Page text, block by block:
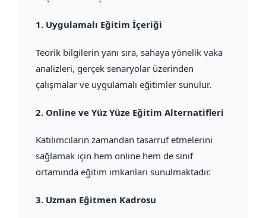
1. Uygulamalı Eğitim İçeriği
Teorik bilgilerin yanı sıra, sahaya yönelik vaka
analizleri, gerçek senaryolar üzerinden
çalışmalar ve uygulamalı eğitimler sunulur.
2. Online ve Yüz Yüze Eğitim Alternatifleri
Katılımcıların zamandan tasarruf etmelerini
sağlamak için hem online hem de sınıf
ortamında eğitim imkanları sunulmaktadır.
3. Uzman Eğitmen Kadrosu